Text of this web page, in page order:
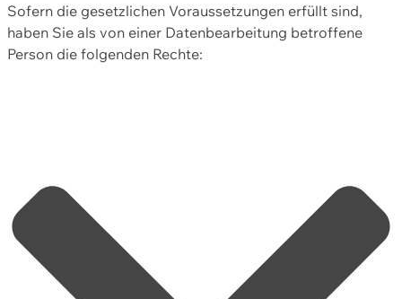
Sofern die gesetzlichen Voraussetzungen erfüllt sind,
haben Sie als von einer Datenbearbeitung betroffene
Person die folgenden Rechte: